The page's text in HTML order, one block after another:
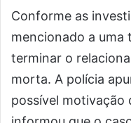
Conforme as
mencionado a uma
terminar o
morta. A polícia
possível motivação